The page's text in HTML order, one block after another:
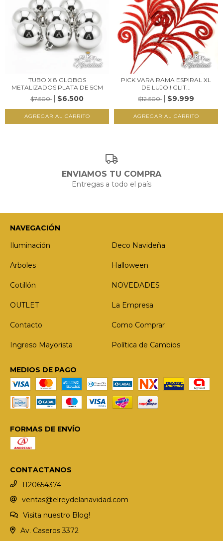
TUBO X 8 GLOBOS
METALIZADOS PLATA DE 5CM
$7.500
$6.500
PICK VARA RAMA ESPIRAL XL
DE LUJO!! GLIT...
$12.500
$9.999
ENVIAMOS TU COMPRA
Entregas a todo el país
NAVEGACIÓN
Iluminación
Deco Navideña
Arboles Halloween
Cotillón NOVEDADES
OUTLET La Empresa
Contacto Como Comprar
Ingreso Mayorista Política de Cambios
MEDIOS DE PAGO
FORMAS DE ENVÍO
CONTACTANOS
1120654374
ventas@elreydelanavidad.com
Visita nuestro Blog!
Av. Caseros 3372